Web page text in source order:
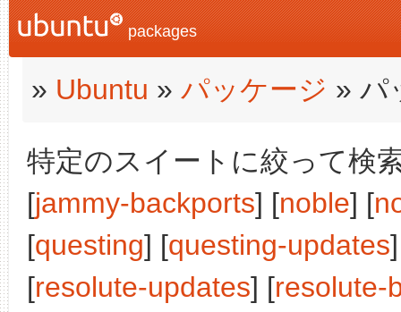
packages
» Ubuntu » パッケージ » パ
特定のスイートに絞って検
[jammy-backports] [noble] [
[questing] [questing-updates
[resolute-updates] [resolute-